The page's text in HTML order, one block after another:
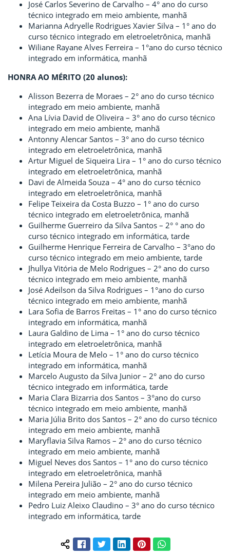
José Carlos Severino de Carvalho – 4° ano do curso
técnico integrado em meio ambiente, manhã
Marianna Adryelle Rodrigues Xavier Silva – 1° ano do
curso técnico integrado em eletroeletrônica, manhã
Wiliane Rayane Alves Ferreira – 1°ano do curso técnico
integrado em informática, manhã
HONRA AO MÉRITO (20 alunos):
Alisson Bezerra de Moraes – 2° ano do curso técnico
integrado em meio ambiente, manhã
Ana Lívia David de Oliveira – 3° ano do curso técnico
integrado em meio ambiente, manhã
Antonny Alencar Santos – 3° ano do curso técnico
integrado em eletroeletrônica, manhã
Artur Miguel de Siqueira Lira – 1° ano do curso técnico
integrado em eletroeletrônica, manhã
Davi de Almeida Souza – 4° ano do curso técnico
integrado em eletroeletrônica, manhã
Felipe Teixeira da Costa Buzzo – 1° ano do curso
técnico integrado em eletroeletrônica, manhã
Guilherme Guerreiro da Silva Santos – 2° ° ano do
curso técnico integrado em informática, tarde
Guilherme Henrique Ferreira de Carvalho – 3°ano do
curso técnico integrado em meio ambiente, tarde
Jhullya Vitória de Melo Rodrigues – 2° ano do curso
técnico integrado em meio ambiente, manhã
José Adeilson da Silva Rodrigues – 1°ano do curso
técnico integrado em meio ambiente, manhã
Lara Sofia de Barros Freitas – 1° ano do curso técnico
integrado em informática, manhã
Laura Galdino de Lima – 1° ano do curso técnico
integrado em eletroeletrônica, manhã
Letícia Moura de Melo – 1° ano do curso técnico
integrado em informática, manhã
Marcelo Augusto da Silva Junior – 2° ano do curso
técnico integrado em informática, tarde
Maria Clara Bizarria dos Santos – 3°ano do curso
técnico integrado em meio ambiente, manhã
Maria Júlia Brito dos Santos – 2° ano do curso técnico
integrado em meio ambiente, manhã
Maryflavia Silva Ramos – 2° ano do curso técnico
integrado em meio ambiente, manhã
Miguel Neves dos Santos – 1° ano do curso técnico
integrado em eletroeletrônica, manhã
Milena Pereira Julião – 2° ano do curso técnico
integrado em meio ambiente, manhã
Pedro Luiz Aleixo Claudino – 3° ano do curso técnico
integrado em informática, tarde
Compartilhar conteúdo:
FacebookTwitterLinkedInPinterestWhatsApp